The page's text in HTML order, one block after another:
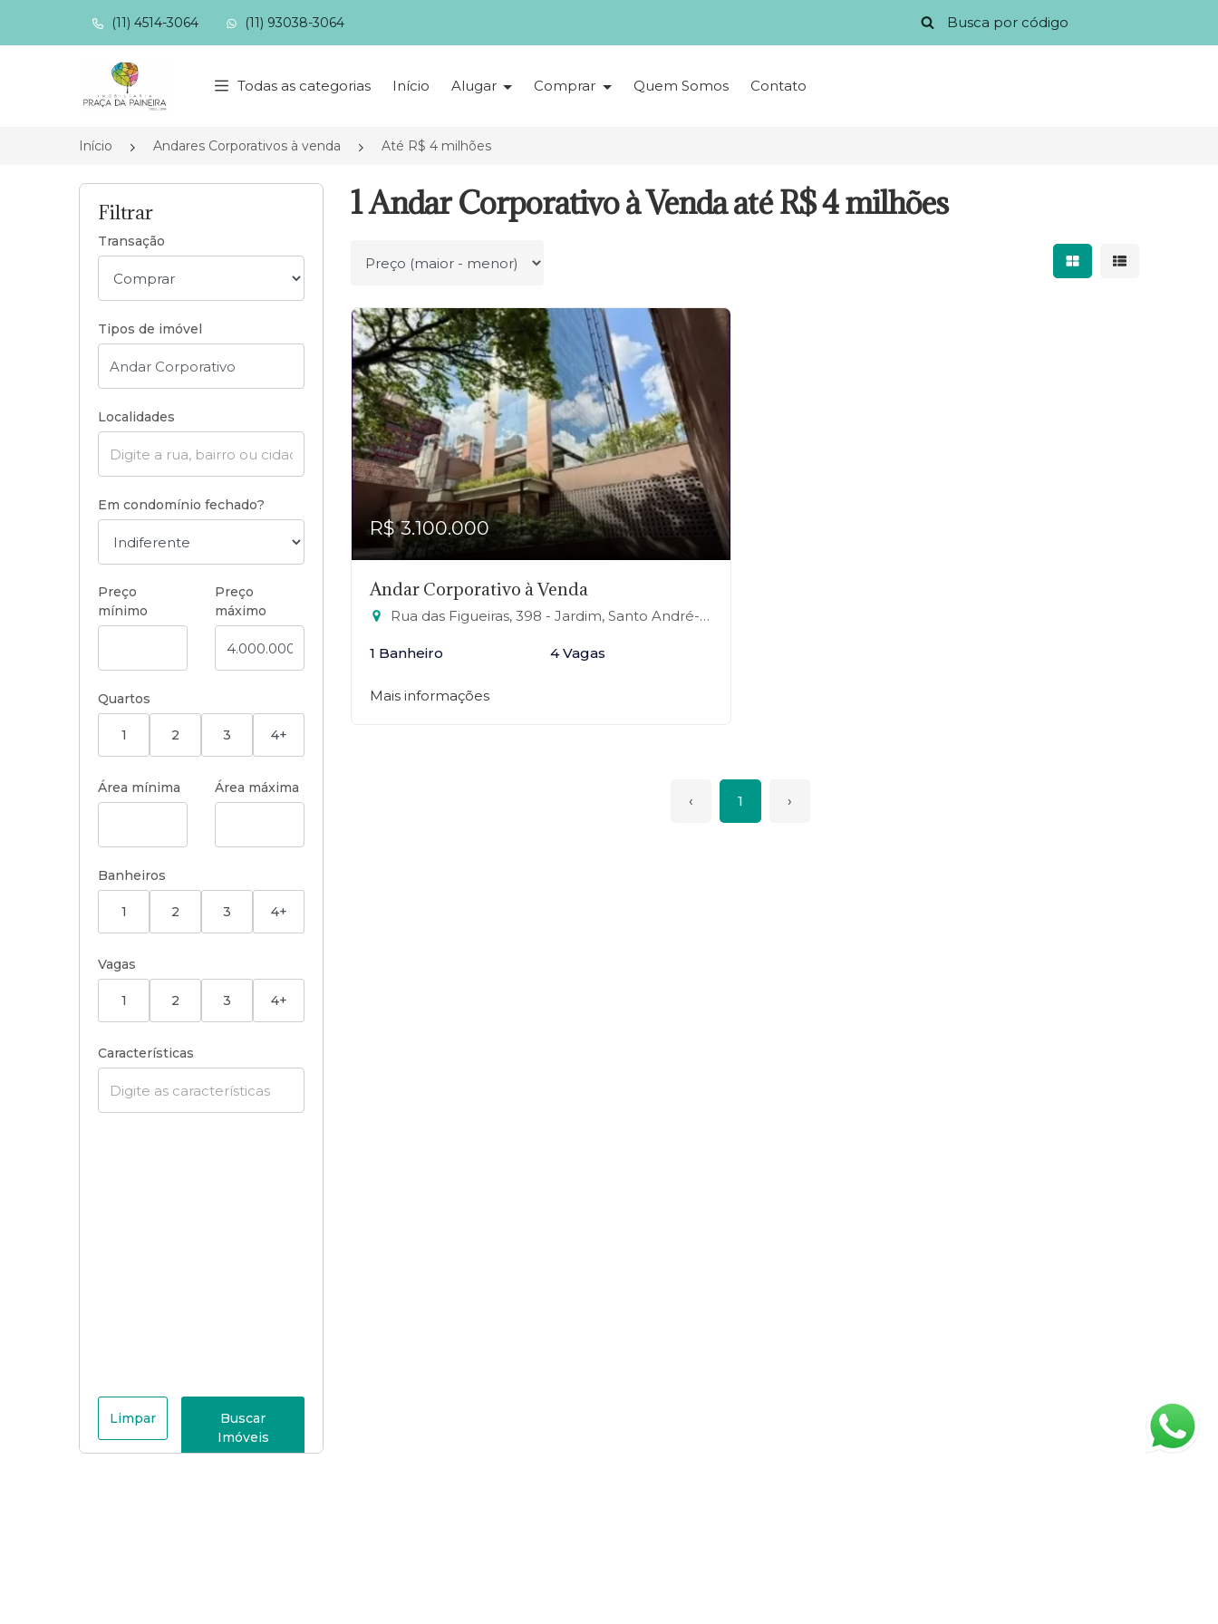
(11) 4514-3064 (11) 93038-3064
Página inicial
Todas as categorias Início Alugar Comprar Quem Somos Contato
Início Andares Corporativos à venda Até R$ 4 milhões
Filtrar
Transação
Tipos de imóvel
Localidades
Em condomínio fechado?
Preço
mínimo
Preço
máximo
Quartos
1 2 3 4+
Área mínima Área máxima
Banheiros
1 2 3 4+
Vagas
1 2 3 4+
Características
Limpar
Buscar
Imóveis
1 Andar Corporativo à Venda até R$ 4 milhões
Ordenar por Mostrar resultados
Mostrar
R$ 3.100.000
Andar Corporativo à Venda
Rua das Figueiras, 398 - Jardim, Santo André-SP
1 Banheiro 4 Vagas
Mais informações
‹ 1 ›